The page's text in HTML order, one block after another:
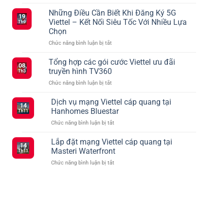
báo
Viettel
điều
cước
hội
tháng
2
19
Th9
Những Điều Cần Biết Khi Đăng Ký 5G
Viettel – Kết Nối Siêu Tốc Với Nhiều Lựa
Chọn
Chức năng bình luận bị tắt
Điều
Khi
Ký
5G
–
Nối
Siêu
Với
08
Th3
Tổng hợp các gói cước Viettel ưu đãi
truyền hình TV360
Chức năng bình luận bị tắt
hợp
gói
cước
ưu
đãi
hình
14
Th11
Dịch vụ mạng Viettel cáp quang tại
Hanhomes Bluestar
Chức năng bình luận bị tắt
vụ
Viettel
cáp
14
Th11
Lắp đặt mạng Viettel cáp quang tại
Masteri Waterfront
Chức năng bình luận bị tắt